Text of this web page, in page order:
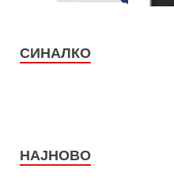
СИНАЛКО
НАЈНОВО